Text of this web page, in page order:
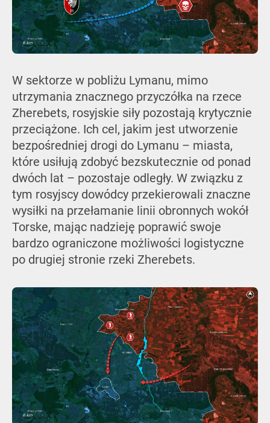
W sektorze w pobliżu Lymanu, mimo
utrzymania znacznego przyczółka na rzece
Zherebets, rosyjskie siły pozostają krytycznie
przeciążone. Ich cel, jakim jest utworzenie
bezpośredniej drogi do Lymanu – miasta,
które usiłują zdobyć bezskutecznie od ponad
dwóch lat – pozostaje odległy. W związku z
tym rosyjscy dowódcy przekierowali znaczne
wysiłki na przełamanie linii obronnych wokół
Torske, mając nadzieję poprawić swoje
bardzo ograniczone możliwości logistyczne
po drugiej stronie rzeki Zherebets.